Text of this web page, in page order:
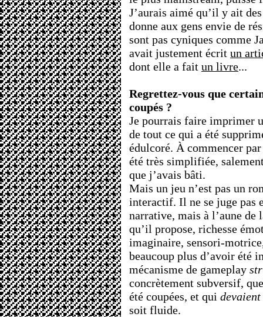
J’aurais aimé qu’il y ait
donne aux gens envie de
sont pas cyniques comme
avait justement écrit un
dont elle a fait un livre...
Regrettez-vous que
coupés ?
Je pourrais faire imprimer
de tout ce qui a été
édulcoré. À commencer
été très simplifiée,
que j’avais bâti.
Mais un jeu n’est pas un
interactif. Il ne se juge pas
narrative, mais à l’aune de
qu’il propose, richesse
imaginaire, sensori-
beaucoup plus d’avoir été
mécanisme de gameplay
concrètement subversif,
été coupées, et qui devaient
soit fluide.